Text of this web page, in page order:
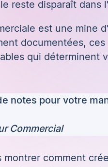
reste disparaît dans
est une mine
documentées,
qui déterminent
notes pour votre
Commercial
montrer comment